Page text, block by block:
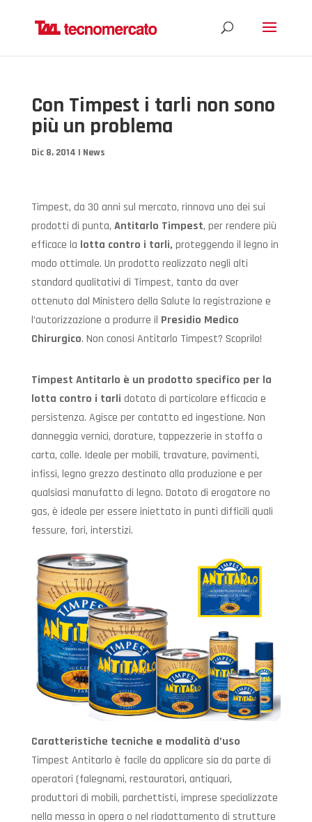
Con Timpest i tarli non sono
più un problema
Dic 8, 2014 | News
Timpest, da 30 anni sul mercato, rinnova uno dei sui
prodotti di punta, Antitarlo Timpest, per rendere più
efficace la lotta contro i tarli, proteggendo il legno in
modo ottimale. Un prodotto realizzato negli alti
standard qualitativi di Timpest, tanto da aver
ottenuto dal Ministero della Salute la registrazione e
l’autorizzazione a produrre il Presidio Medico
Chirurgico. Non conosi Antitarlo Timpest? Scoprilo!
Timpest Antitarlo è un prodotto specifico per la
lotta contro i tarli dotato di particolare efficacia e
persistenza. Agisce per contatto ed ingestione. Non
danneggia vernici, dorature, tappezzerie in stoffa o
carta, colle. Ideale per mobili, travature, pavimenti,
infissi, legno grezzo destinato alla produzione e per
qualsiasi manufatto di legno. Dotato di erogatore no
gas, è ideale per essere iniettato in punti difficili quali
fessure, fori, interstizi.
Caratteristiche tecniche e modalità d’uso
Timpest Antitarlo è facile da applicare sia da parte di
operatori (falegnami, restauratori, antiquari,
produttori di mobili, parchettisti, imprese specializzate
nella messa in opera o nel riadattamento di strutture